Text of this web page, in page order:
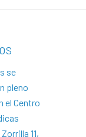
se
pleno
el Centro
11,